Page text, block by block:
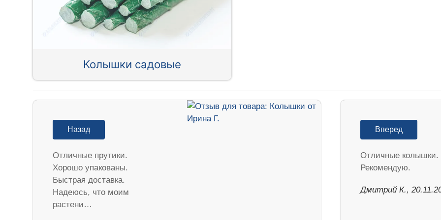
Колышки садовые
Назад
Отличные прутики.
Хорошо упакованы.
Быстрая доставка.
Надеюсь, что моим
растени…
Вперед
Отличные колышки.
Рекомендую.
Дмитрий К.,